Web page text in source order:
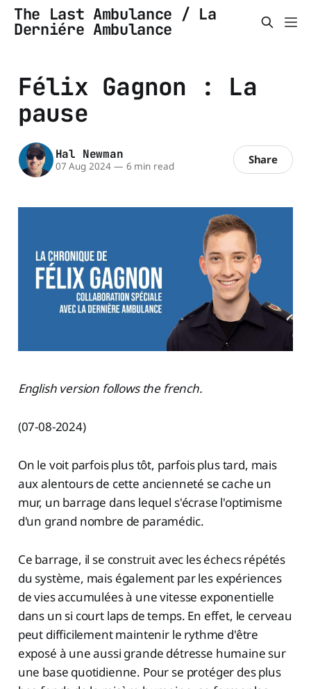
The Last Ambulance / La
Derniére Ambulance
Félix Gagnon : La
pause
Hal Newman
07 Aug 2024 — 6 min read Share
English version follows the french.
(07-08-2024)
On le voit parfois plus tôt, parfois plus tard, mais
aux alentours de cette ancienneté se cache un
mur, un barrage dans lequel s'écrase l'optimisme
d'un grand nombre de paramédic.
Ce barrage, il se construit avec les échecs répétés
du système, mais également par les expériences
de vies accumulées à une vitesse exponentielle
dans un si court laps de temps. En effet, le cerveau
peut difficilement maintenir le rythme d'être
exposé à une aussi grande détresse humaine sur
une base quotidienne. Pour se protéger des plus